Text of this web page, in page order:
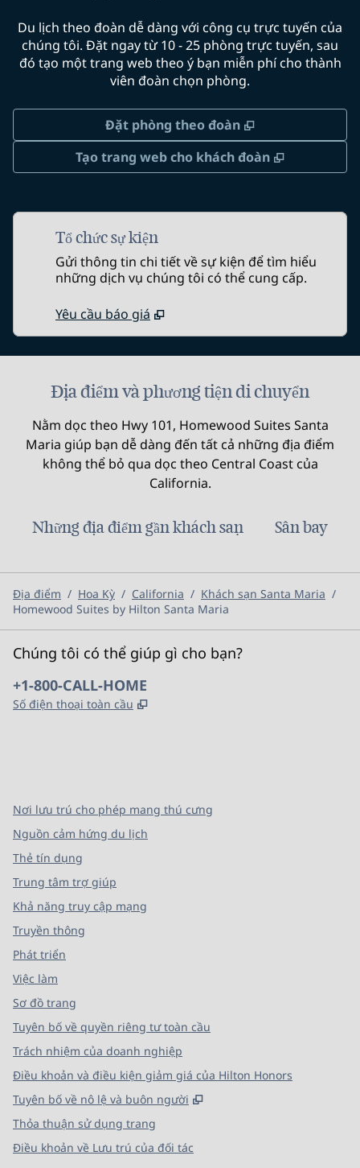
Du lịch theo đoàn dễ dàng với công cụ trực tuyến của
chúng tôi. Đặt ngay từ 10 - 25 phòng trực tuyến, sau
đó tạo một trang web theo ý bạn miễn phí cho thành
viên đoàn chọn phòng.
Đặt phòng theo đoàn ,
Tạo trang web cho khách đoàn
,
Tổ chức sự kiện
Gửi thông tin chi tiết về sự kiện để tìm hiểu
những dịch vụ chúng tôi có thể cung cấp.
Yêu cầu báo giá
Địa điểm và phương tiện di chuyển
Nằm dọc theo Hwy 101, Homewood Suites Santa
Maria giúp bạn dễ dàng đến tất cả những địa điểm
không thể bỏ qua dọc theo Central Coast của
California.
Những địa điểm gần khách sạn Sân bay
Địa điểm / Hoa Kỳ / California / Khách sạn Santa Maria /
Homewood Suites by Hilton Santa Maria
Chúng tôi có thể giúp gì cho bạn?
Điện thoại:
+1-800-CALL-HOME
Số điện thoại toàn cầu ,
Nơi lưu trú cho phép mang thú cưng
Nguồn cảm hứng du lịch
Thẻ tín dụng
Trung tâm trợ giúp
Khả năng truy cập mạng
Truyền thông
Phát triển
Việc làm
Sơ đồ trang
Tuyên bố về quyền riêng tư toàn cầu
Trách nhiệm của doanh nghiệp
Điều khoản và điều kiện giảm giá của Hilton Honors
Tuyên bố về nô lệ và buôn người
,
Thỏa thuận sử dụng trang
Điều khoản về Lưu trú của đối tác